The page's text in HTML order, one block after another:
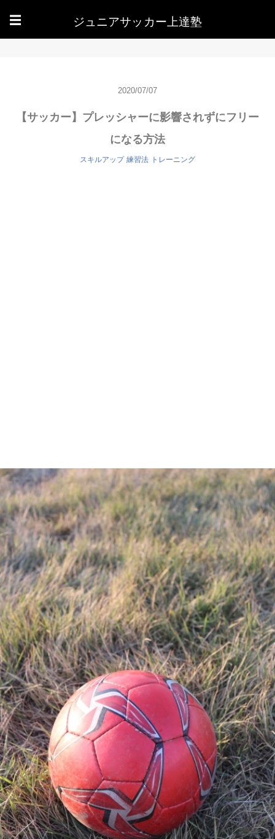
☰ ジュニアサッカー上達塾
2020/07/07
【サッカー】プレッシャーに影響されずにフリー
になる方法
スキルアップ 練習法 トレーニング